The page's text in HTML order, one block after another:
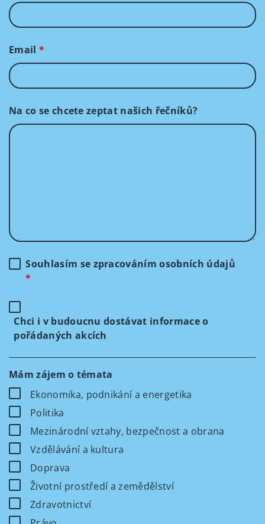
Email *
Na co se chcete zeptat našich řečníků?
Souhlasím se zpracováním osobních údajů
*
Chci i v budoucnu dostávat informace o
pořádaných akcích
Mám zájem o témata
Ekonomika, podnikání a energetika
Politika
Mezinárodní vztahy, bezpečnost a obrana
Vzdělávání a kultura
Doprava
Životní prostředí a zemědělství
Zdravotnictví